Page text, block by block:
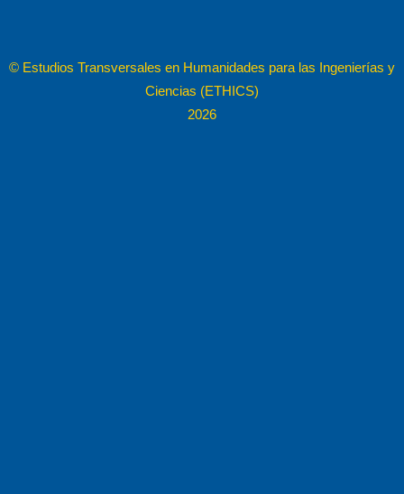
© Estudios Transversales en Humanidades para las Ingenierías y
Ciencias (ETHICS)
2026